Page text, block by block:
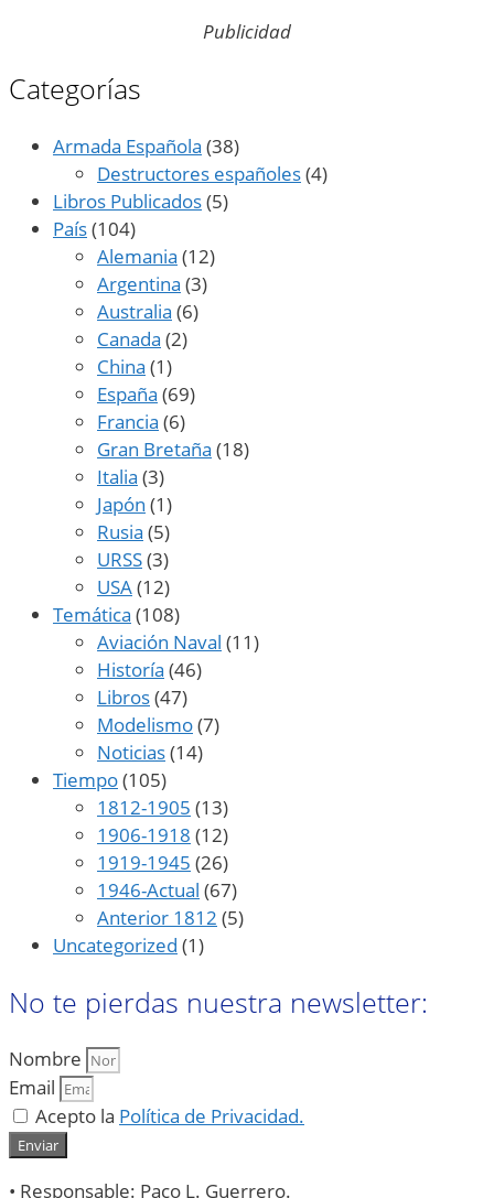
Publicidad
Categorías
Armada Española (38)
Destructores españoles(4)
Libros Publicados(5)
País(104)
Alemania (12)
Argentina (3)
Australia (6)
Canada (2)
China (1)
España (69)
Francia (6)
Gran Bretaña (18)
Italia (3)
Japón (1)
Rusia (5)
URSS(3)
USA(12)
Temática (108)
Aviación Naval (11)
Historía (46)
Libros(47)
Modelismo(7)
Noticias(14)
Tiempo(105)
1812-1905 (13)
1906-1918 (12)
1919-1945 (26)
1946-Actual (67)
Anterior 1812 (5)
Uncategorized (1)
No te pierdas nuestra newsletter:
Nombre
Email
Acepto la Política de Privacidad.
Enviar
• Responsable: Paco L. Guerrero.